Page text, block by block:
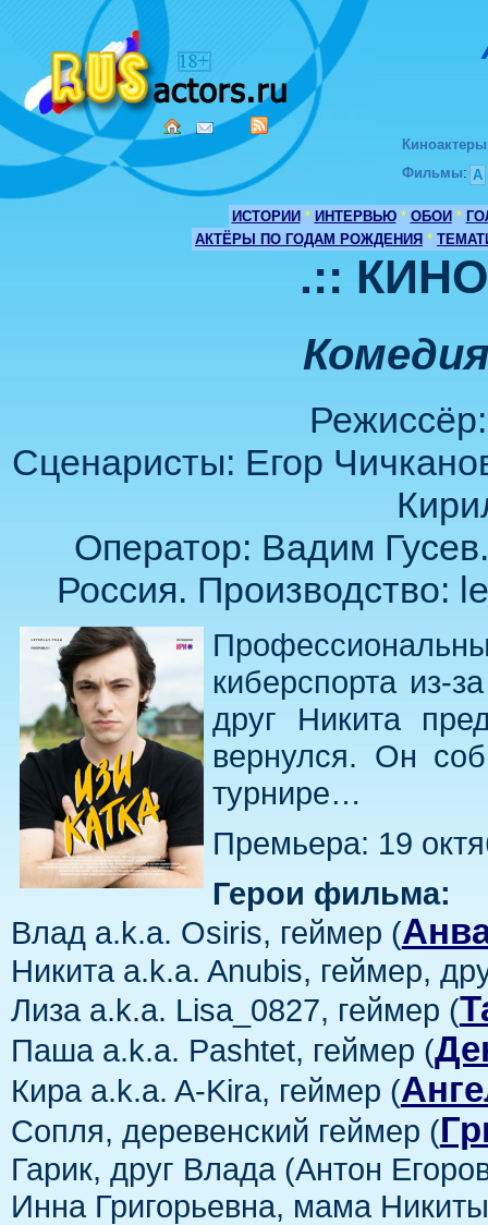
Киноактеры
Фильмы: А
ИСТОРИИ * ИНТЕРВЬЮ * ОБОИ *
АКТЁРЫ ПО ГОДАМ РОЖДЕНИЯ *
.::
Сценаристы: Егор
Оператор: Вадим
Россия. Производство:
киберспорта из-
друг Никита
вернулся. Он
турнире…
Премьера: 19
Герои фильма:
Влад a.k.a. Osiris, геймер (
Никита a.k.a. Anubis, геймер,
Лиза a.k.a. Lisa_0827, геймер (
Паша a.k.a. Pashtet, геймер (
Кира a.k.a. A-Kira, геймер (
Сопля, деревенский геймер (
Гарик, друг Влада (Антон
Инна Григорьевна, мама